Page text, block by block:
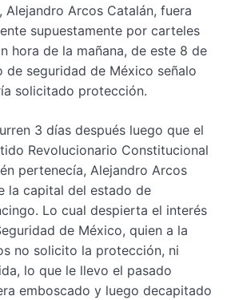
Alejandro Arcos Catalán, fuera
supuestamente por carteles
hora de la mañana, de este 8 de
seguridad de México señalo
solicitado protección.
3 días después luego que el
Revolucionario Constitucional
pertenecía, Alejandro Arcos
la capital del estado de
Lo cual despierta el interés
de México, quien a la
no solicito la protección, ni
lo que le llevo el pasado
emboscado y luego decapitado